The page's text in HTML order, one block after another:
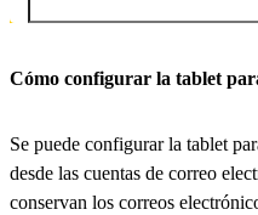
Cómo configurar la tablet
Se puede configurar la tablet
desde las cuentas de correo
conservan los correos